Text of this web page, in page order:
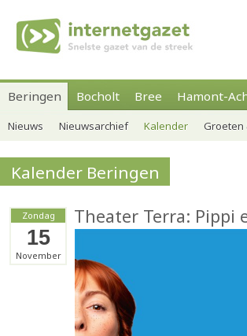
Beringen Bocholt Bree Hamont-
Nieuws Nieuwsarchief Kalender Groeten
Kalender Beringen
Zondag
15
November
Theater Terra: Pippi